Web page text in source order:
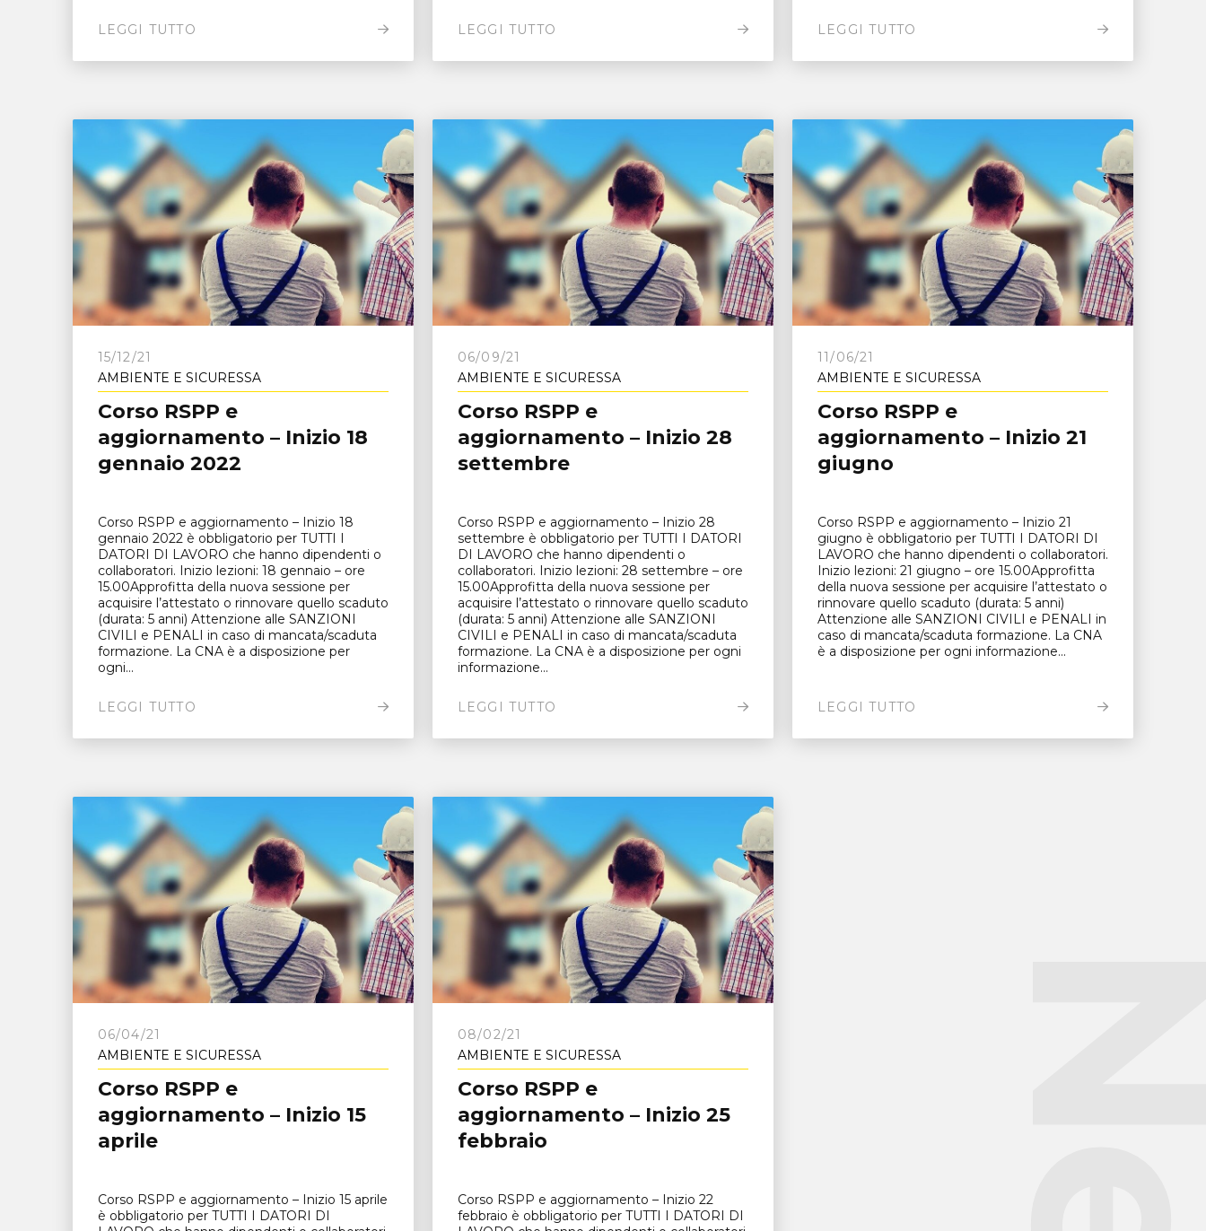
LEGGI TUTTO LEGGI TUTTO LEGGI TUTTO
15/12/21
AMBIENTE E SICURESSA
Corso RSPP e
aggiornamento – Inizio 18
gennaio 2022
Corso RSPP e aggiornamento – Inizio 18
gennaio 2022 è obbligatorio per TUTTI I
DATORI DI LAVORO che hanno dipendenti o
collaboratori. Inizio lezioni: 18 gennaio – ore
15.00Approfitta della nuova sessione per
acquisire l’attestato o rinnovare quello scaduto
(durata: 5 anni) Attenzione alle SANZIONI
CIVILI e PENALI in caso di mancata/scaduta
formazione. La CNA è a disposizione per
ogni...
LEGGI TUTTO
06/09/21
AMBIENTE E SICURESSA
Corso RSPP e
aggiornamento – Inizio 28
settembre
Corso RSPP e aggiornamento – Inizio 28
settembre è obbligatorio per TUTTI I DATORI
DI LAVORO che hanno dipendenti o
collaboratori. Inizio lezioni: 28 settembre – ore
15.00Approfitta della nuova sessione per
acquisire l’attestato o rinnovare quello scaduto
(durata: 5 anni) Attenzione alle SANZIONI
CIVILI e PENALI in caso di mancata/scaduta
formazione. La CNA è a disposizione per ogni
informazione...
LEGGI TUTTO
11/06/21
AMBIENTE E SICURESSA
Corso RSPP e
aggiornamento – Inizio 21
giugno
Corso RSPP e aggiornamento – Inizio 21
giugno è obbligatorio per TUTTI I DATORI DI
LAVORO che hanno dipendenti o collaboratori.
Inizio lezioni: 21 giugno – ore 15.00Approfitta
della nuova sessione per acquisire l’attestato o
rinnovare quello scaduto (durata: 5 anni)
Attenzione alle SANZIONI CIVILI e PENALI in
caso di mancata/scaduta formazione. La CNA
è a disposizione per ogni informazione...
LEGGI TUTTO
06/04/21
AMBIENTE E SICURESSA
Corso RSPP e
aggiornamento – Inizio 15
aprile
Corso RSPP e aggiornamento – Inizio 15 aprile
è obbligatorio per TUTTI I DATORI DI
08/02/21
AMBIENTE E SICURESSA
Corso RSPP e
aggiornamento – Inizio 25
febbraio
Corso RSPP e aggiornamento – Inizio 22
febbraio è obbligatorio per TUTTI I DATORI DI